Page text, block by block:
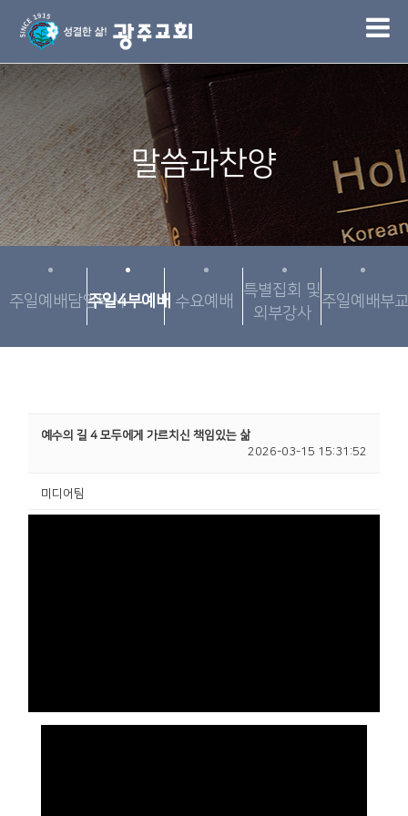
1
말씀과찬양
주일예배담임목사주일4부예배 수요예배
특별집회 및
외부강사
주일예배부
예수의 길 4 모두에게 가르치신 책임있는 삶
2026-03-15 15:31:52
미디어팀